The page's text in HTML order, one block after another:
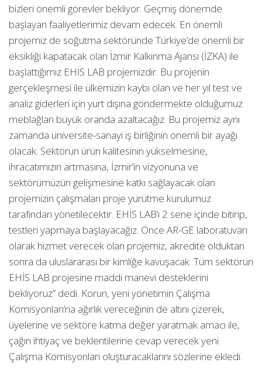
bizleri önemli görevler bekliyor. Geçmiş dönemde
başlayan faaliyetlerimiz devam edecek. En önemli
projemiz de soğutma sektöründe Türkiye’de önemli bir
eksikliği kapatacak olan İzmir Kalkınma Ajansı (İZKA) ile
başlattığımız EHİS LAB projemizdir. Bu projenin
gerçekleşmesi ile ülkemizin kaybı olan ve her yıl test ve
analiz giderleri için yurt dışına göndermekte olduğumuz
meblağları büyük oranda azaltacağız. Bu projemiz aynı
zamanda üniversite-sanayi iş birliğinin önemli bir ayağı
olacak. Sektörün ürün kalitesinin yükselmesine,
ihracatımızın artmasına, İzmir’in vizyonuna ve
sektörümüzün gelişmesine katkı sağlayacak olan
projemizin çalışmaları proje yürütme kurulumuz
tarafından yönetilecektir. EHİS LAB’ı 2 sene içinde bitirip,
testleri yapmaya başlayacağız. Önce AR-GE laboratuvarı
olarak hizmet verecek olan projemiz, akredite olduktan
sonra da uluslararası bir kimliğe kavuşacak. Tüm sektörün
EHİS LAB projesine maddi manevi desteklerini
bekliyoruz” dedi. Korun, yeni yönetimin Çalışma
Komisyonları’na ağırlık vereceğinin de altını çizerek,
üyelerine ve sektöre katma değer yaratmak amacı ile,
çağın ihtiyaç ve beklentilerine cevap verecek yeni
Çalışma Komisyonları oluşturacaklarını sözlerine ekledi.